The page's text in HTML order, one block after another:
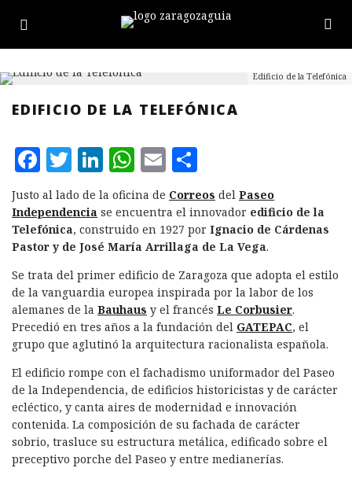
Edificio de la Telefónica
EDIFICIO DE LA TELEFÓNICA
F
a
c
e
b
o
o
k
T
w
it
te
r
L
i
n
k
e
d
I
n
W
h
at
s
A
p
p
E
m
ai
l
o
m
p
a
rt
ir
Justo al lado de la oficina de Correos del Paseo
Independencia se encuentra el innovador edificio de la
Telefónica, construido en 1927 por Ignacio de Cárdenas
Pastor y de José María Arrillaga de La Vega.
Se trata del primer edificio de Zaragoza que adopta el estilo
de la vanguardia europea inspirada por la labor de los
alemanes de la Bauhaus y el francés Le Corbusier.
Precedió en tres años a la fundación del GATEPAC, el
grupo que aglutinó la arquitectura racionalista española.
El edificio rompe con el fachadismo uniformador del Paseo
de la Independencia, de edificios historicistas y de carácter
ecléctico, y canta aires de modernidad e innovación
contenida. La composición de su fachada de carácter
sobrio, trasluce su estructura metálica, edificado sobre el
preceptivo porche del Paseo y entre medianerías.